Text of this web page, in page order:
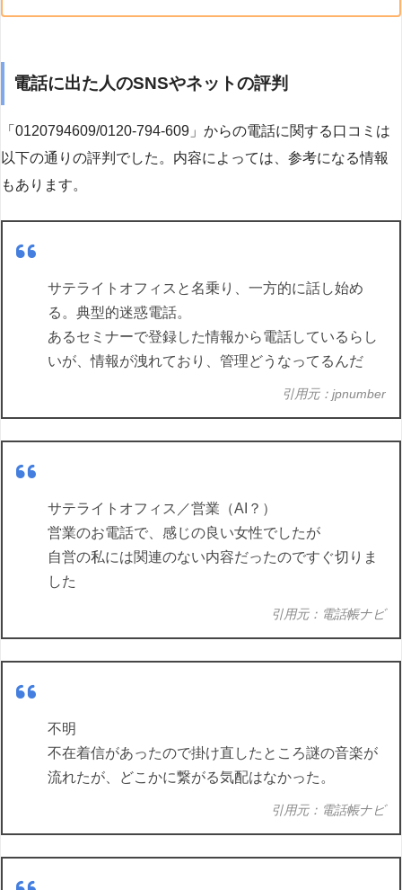
電話に出た人のSNSやネットの評判
「0120794609/0120-794-609」からの電話に関する口コミは
以下の通りの評判でした。内容によっては、参考になる情報
もあります。
サテライトオフィスと名乗り、一方的に話し始め
る。典型的迷惑電話。
あるセミナーで登録した情報から電話しているらし
いが、情報が洩れており、管理どうなってるんだ
引用元：jpnumber
サテライトオフィス／営業（AI？）
営業のお電話で、感じの良い女性でしたが
自営の私には関連のない内容だったのですぐ切りま
した
引用元：電話帳ナビ
不明
不在着信があったので掛け直したところ謎の音楽が
流れたが、どこかに繋がる気配はなかった。
引用元：電話帳ナビ